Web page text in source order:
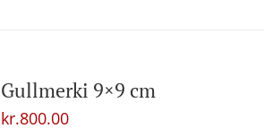
Gullmerki 9×9 cm
kr.800.00